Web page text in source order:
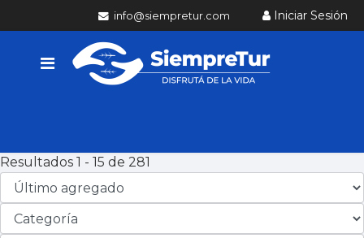
Iniciar Sesión
info@siempretur.com
Resultados 1 - 15 de 281